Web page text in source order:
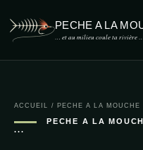
PECHE A LA
… et au milieu coule ta rivière …
ACCUEIL / PECHE A LA
PECHE A LA
...